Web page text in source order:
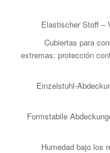
Elastischer Stoff –
Cubiertas para
extremas: protección
Einzelstuhl-
Formstabile
Humedad bajo los